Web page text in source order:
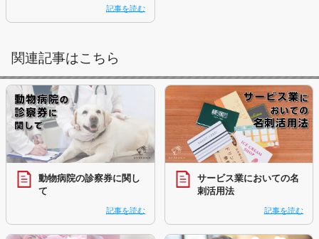
記事を読む
関連記事はこちら
動物病院の診察券に関し
て
記事を読む
サービス業においての名
刺活用法
記事を読む